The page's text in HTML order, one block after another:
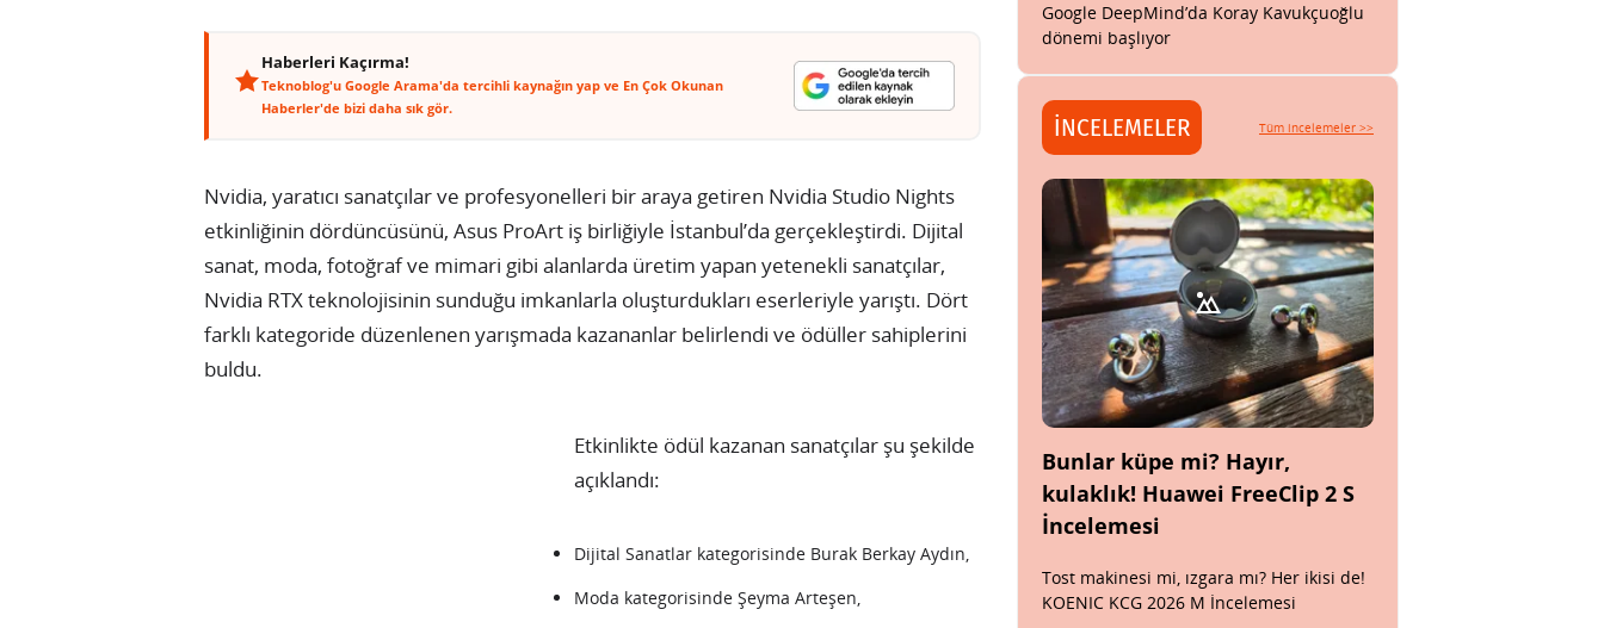
Haberleri Kaçırma!
Teknoblog'u Google Arama'da tercihli kaynağın yap ve En Çok Okunan
Haberler'de bizi daha sık gör.
Nvidia, yaratıcı sanatçılar ve profesyonelleri bir araya getiren Nvidia Studio Nights
etkinliğinin dördüncüsünü, Asus ProArt iş birliğiyle İstanbul’da gerçekleştirdi. Dijital
sanat, moda, fotoğraf ve mimari gibi alanlarda üretim yapan yetenekli sanatçılar,
Nvidia RTX teknolojisinin sunduğu imkanlarla oluşturdukları eserleriyle yarıştı. Dört
farklı kategoride düzenlenen yarışmada kazananlar belirlendi ve ödüller sahiplerini
buldu.
Etkinlikte ödül kazanan sanatçılar şu şekilde
açıklandı:
Dijital Sanatlar kategorisinde Burak Berkay Aydın,
Moda kategorisinde Şeyma Arteşen,
Google DeepMind’da Koray Kavukçuoğlu
dönemi başlıyor
İNCELEMELER Tüm incelemeler >>
Bunlar küpe mi? Hayır,
kulaklık! Huawei FreeClip 2 S
İncelemesi
Tost makinesi mi, ızgara mı? Her ikisi de!
KOENIC KCG 2026 M İncelemesi